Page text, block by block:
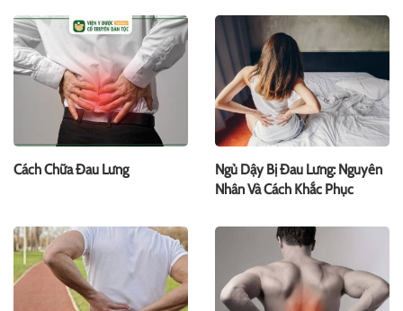
Cách Chữa Đau Lưng
Ngủ Dậy Bị Đau Lưng: Nguyên
Nhân Và Cách Khắc Phục